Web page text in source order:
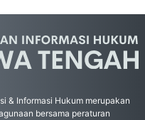
& Informasi Hukum merupakan
bersama peraturan